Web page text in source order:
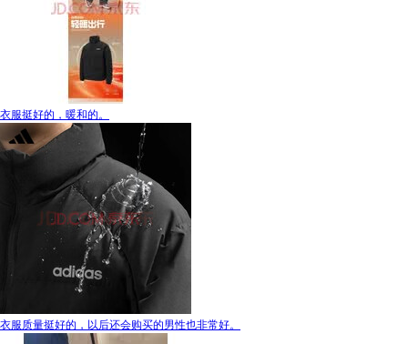
衣服挺好的，暖和的。
衣服质量挺好的，以后还会购买的男性也非常好。